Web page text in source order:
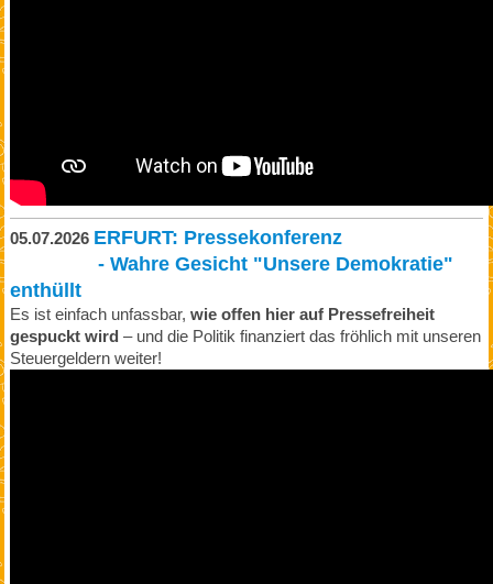
05.07.2026 ERFURT: Pressekonferenz
- Wahre Gesicht "Unsere Demokratie"
enthüllt
Es ist einfach unfassbar, wie offen hier auf Pressefreiheit
gespuckt wird – und die Politik finanziert das fröhlich mit unseren
Steuergeldern weiter!